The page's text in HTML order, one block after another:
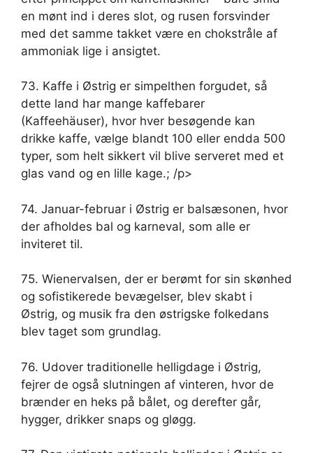
en mønt ind i deres slot, og rusen forsvinder
med det samme takket være en chokstråle af
ammoniak lige i ansigtet.
73. Kaffe i Østrig er simpelthen forgudet, så
dette land har mange kaffebarer
(Kaffeehäuser), hvor hver besøgende kan
drikke kaffe, vælge blandt 100 eller endda 500
typer, som helt sikkert vil blive serveret med et
glas vand og en lille kage.; /p>
74. Januar-februar i Østrig er balsæsonen, hvor
der afholdes bal og karneval, som alle er
inviteret til.
75. Wienervalsen, der er berømt for sin skønhed
og sofistikerede bevægelser, blev skabt i
Østrig, og musik fra den østrigske folkedans
blev taget som grundlag.
76. Udover traditionelle helligdage i Østrig,
fejrer de også slutningen af ​​vinteren, hvor de
brænder en heks på bålet, og derefter går,
hygger, drikker snaps og gløgg.